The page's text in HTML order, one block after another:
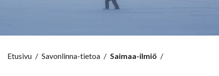
Etusivu / Savonlinna-tietoa / Saimaa-ilmiö /